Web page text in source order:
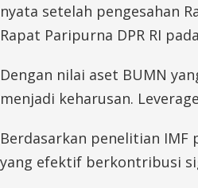
nyata setelah pengesahan
Rapat Paripurna DPR RI
Dengan nilai aset BUMN
menjadi keharusan.
Berdasarkan penelitian IMF
yang efektif berkontribusi